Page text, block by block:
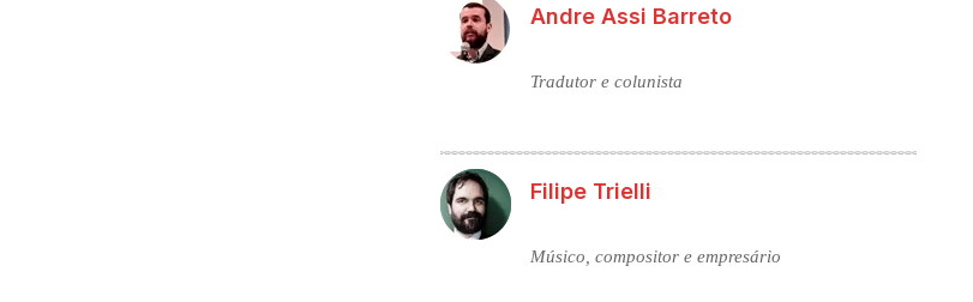
Andre Assi Barreto
Tradutor e colunista
Filipe Trielli
Músico, compositor e empresário